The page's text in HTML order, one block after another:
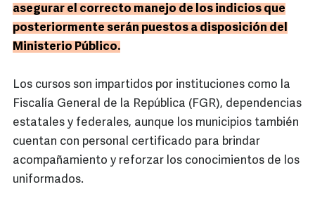
asegurar el correcto manejo de los indicios que
posteriormente serán puestos a disposición del
Ministerio Público.
Los cursos son impartidos por instituciones como la
Fiscalía General de la República (FGR), dependencias
estatales y federales, aunque los municipios también
cuentan con personal certificado para brindar
acompañamiento y reforzar los conocimientos de los
uniformados.